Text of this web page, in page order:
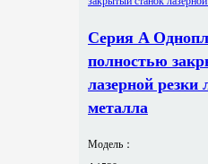
Серия A
полностью
лазерной резки
металла
Модель：